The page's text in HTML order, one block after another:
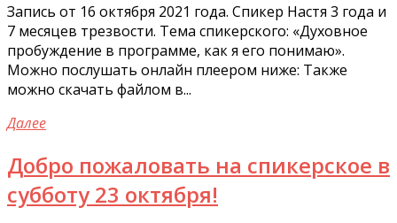
Запись от 16 октября 2021 года. Спикер Настя 3 года и
7 месяцев трезвости. Тема спикерского: «Духовное
пробуждение в программе, как я его понимаю».
Можно послушать онлайн плеером ниже: Также
можно скачать файлом в...
Далее
Добро пожаловать на спикерское в
субботу 23 октября!